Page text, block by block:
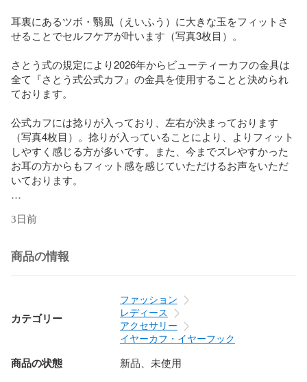
耳裏にあるツボ・翳風（えいふう）に大きな玉をフィットさ
せることでセルフケアが叶います（写真3枚目）。
さとう式の規定により2026年からビューティーカフの金具は
全て『さとう式公式カフ』の金具を使用することと決められ
ております。
公式カフには捻りが入っており、左右が決まっております
（写真4枚目）。捻りが入っていることにより、よりフィット
しやすく感じる方が多いです。また、今までズレやすかった
お耳の方からもフィット感を感じていただけるお声をいただ
いております。
サイズ:約20ミリサイズ
素材：真鍮およびステンレス
表面処理：純パラジウムメッキ
世界文化遺産の富士山溶岩のグラウディングパワーと地球で
唯一のフラーレンを含む鉱物で電磁波対策としても人気のシ
ュンガイト、1秒間におよそ1兆回の分子振動をする周波数を
ビューティーカフです。
3日前
商品の情報
カテゴリー
ファッション
レディース
アクセサリー
イヤーカフ・イヤーフック
商品の状態 新品、未使用